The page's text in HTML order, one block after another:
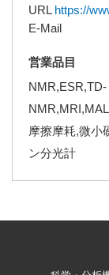
URL https://
E-Mail
営業品目
NMR,ESR,TD-
摩擦摩耗,微小
ン分光計